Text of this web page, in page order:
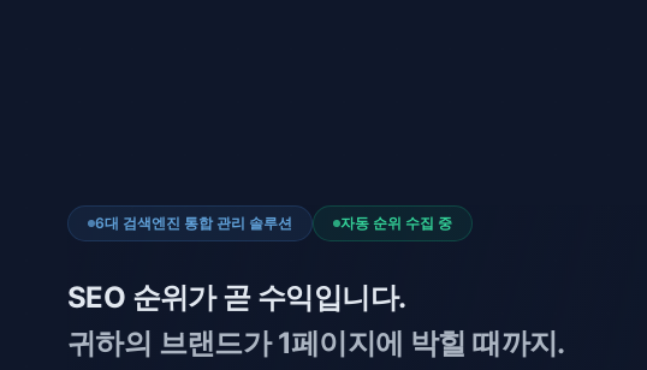
6대 검색엔진 통합 관리 솔루션 자동 순위 수집 중
SEO 순위가 곧 수익입니다.
귀하의 브랜드가 1페이지에 박힐 때까지.